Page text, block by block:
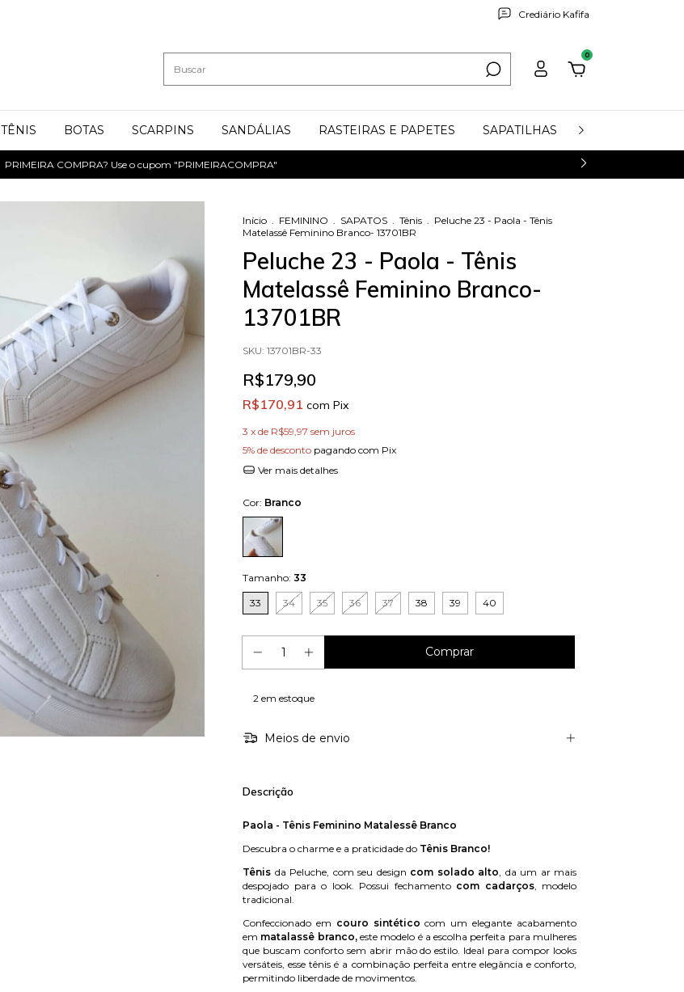
Crediário Kafifa
0
TÊNIS BOTAS SCARPINS SANDÁLIAS RASTEIRAS E PAPETES SAPATILHAS
PRIMEIRA COMPRA? Use o cupom "PRIMEIRACOMPRA"
Início FEMININO SAPATOS Tênis
Peluche 23 - Paola - Tênis
Matelassê Feminino Branco- 13701BR
Peluche 23 - Paola - Tênis
Matelassê Feminino Branco-
13701BR
SKU: 13701BR-33
R$179,90
R$170,91 com Pix
3 x de R$59,97 sem juros
5% de desconto pagando com Pix
Ver mais detalhes
Cor: Branco
Tamanho: 33
33 34 35 36 37 38 39 40
2 em estoque
Meios de envio
Descrição
Paola - Tênis Feminino Matalessê Branco
Descubra o charme e a praticidade do Tênis Branco!
Tênis da Peluche, com seu design com solado alto, da um ar mais
despojado para o look. Possui fechamento com cadarços, modelo
tradicional.
Confeccionado em couro sintético com um elegante acabamento
em matalassê branco,este modelo é a escolha perfeita para mulheres
que buscam conforto sem abrir mão do estilo. Ideal para compor looks
versáteis, esse tênis é a combinação perfeita entre elegância e conforto,
permitindo liberdade de movimentos.